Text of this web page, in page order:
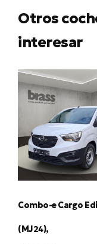
Otros
interesar
Combo-e Cargo
(MJ24),